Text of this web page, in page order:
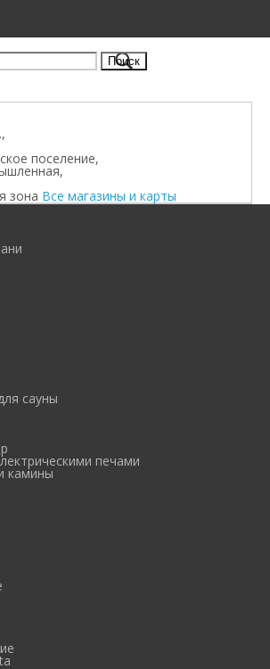
поселение,
зона Все магазины и карты
сауны
печами
камины